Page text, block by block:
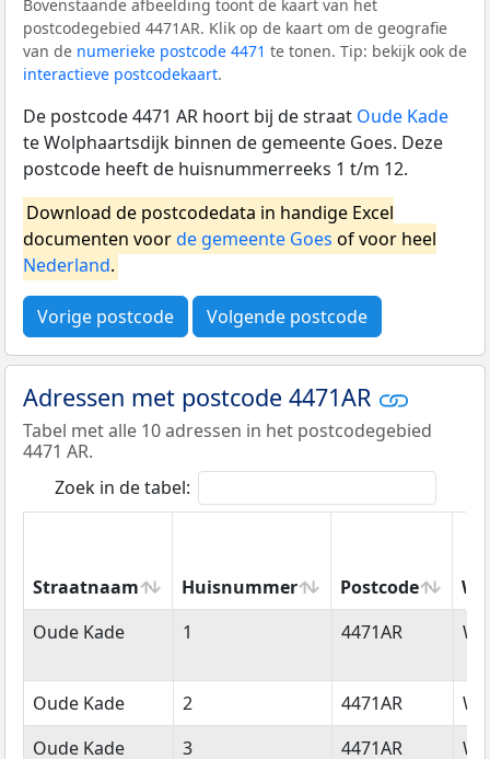
Bovenstaande afbeelding toont de kaart van het
postcodegebied 4471AR. Klik op de kaart om de geografie
van de numerieke postcode 4471 te tonen. Tip: bekijk ook de
interactieve postcodekaart.
De postcode 4471 AR hoort bij de straat Oude Kade
te Wolphaartsdijk binnen de gemeente Goes. Deze
postcode heeft de huisnummerreeks 1 t/m 12.
Download de postcodedata in handige Excel
documenten voorde gemeente Goes of voor heel
Nederland.
Vorige postcode Volgende postcode
Adressen met postcode 4471AR
Tabel met alle 10 adressen in het postcodegebied
4471 AR.
Zoek in de tabel:
Straatnaam Huisnummer Postcode
Straatnaam
Huisnummer Postcode
Oude Kade 1 4471AR
Oude Kade 2 4471AR
Oude Kade
3 4471AR